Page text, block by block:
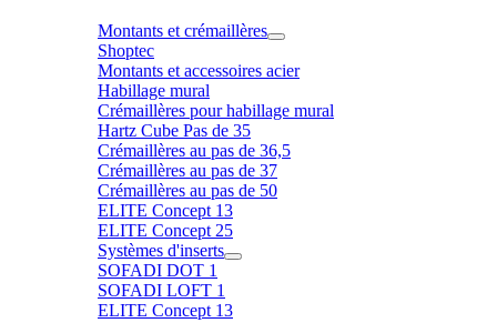
Montants et crémaillères
Shoptec
Montants et accessoires acier
Habillage mural
Crémaillères pour habillage mural
Hartz Cube Pas de 35
Crémaillères au pas de 36,5
Crémaillères au pas de 37
Crémaillères au pas de 50
ELITE Concept 13
ELITE Concept 25
Systèmes d'inserts
SOFADI DOT 1
SOFADI LOFT 1
ELITE Concept 13